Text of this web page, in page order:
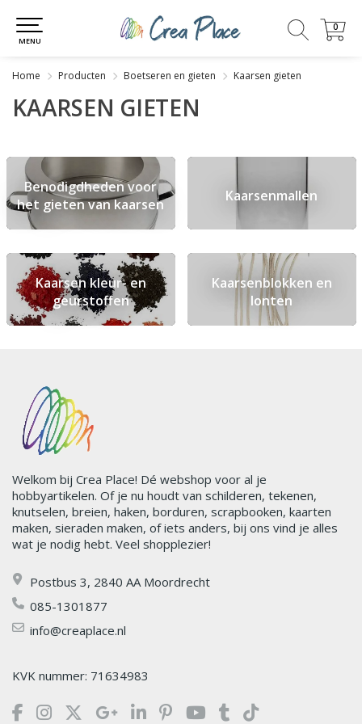
0
0
MENU
Home Producten Boetseren en gieten Kaarsen gieten
KAARSEN GIETEN
Benodigdheden voor
het gieten van kaarsen
Kaarsenmallen
Kaarsen kleur- en
geurstoffen
Kaarsenblokken en
lonten
Welkom bij Crea Place! Dé webshop voor al je
hobbyartikelen. Of je nu houdt van schilderen, tekenen,
knutselen, breien, haken, borduren, scrapbooken, kaarten
maken, sieraden maken, of iets anders, bij ons vind je alles
wat je nodig hebt. Veel shopplezier!
Postbus 3, 2840 AA Moordrecht
085-1301877
info@creaplace.nl
KVK nummer: 71634983